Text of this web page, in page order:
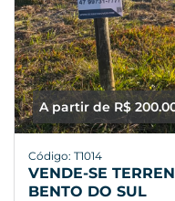
A partir de R$
Código: T1014
VENDE-SE
BENTO DO SUL